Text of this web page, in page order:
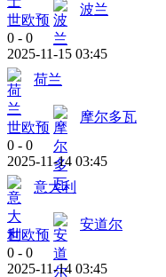
世欧预
波兰
0 - 0
2025-11-15 03:45
荷兰
世欧预
摩尔多瓦
0 - 0
2025-11-14 03:45
意大利
世欧预
安道尔
0 - 0
2025-11-14 03:45